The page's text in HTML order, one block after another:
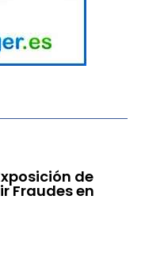
de
Fraudes en